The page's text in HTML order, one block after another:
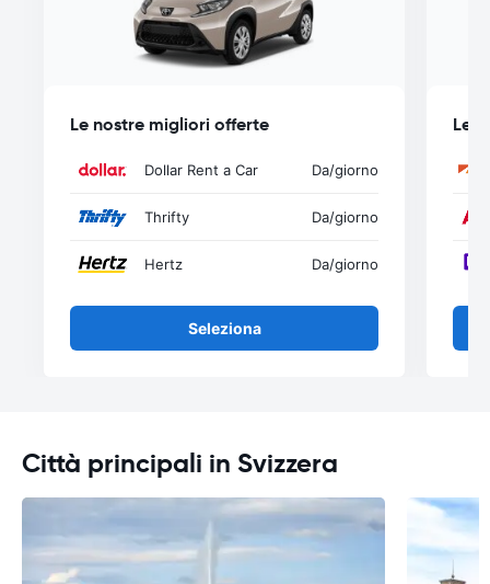
Le nostre migliori offerte
Dollar Rent a Car Da/giorno
Thrifty Da/giorno
Hertz Da/giorno
Seleziona
Le
Città principali in Svizzera